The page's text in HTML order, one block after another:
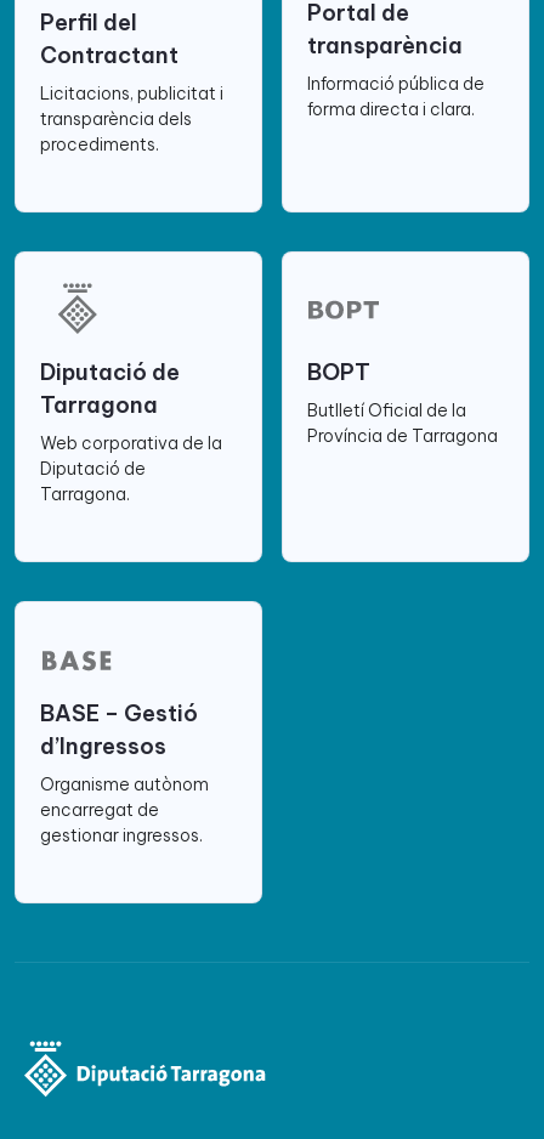
Perfil del
Contractant
Licitacions, publicitat i
transparència dels
procediments.
Portal de
transparència
Informació pública de
forma directa i clara.
Diputació de
Tarragona
Web corporativa de la
Diputació de
Tarragona.
BOPT
Butlletí Oficial de la
Província de Tarragona
BASE – Gestió
d’Ingressos
Organisme autònom
encarregat de
gestionar ingressos.